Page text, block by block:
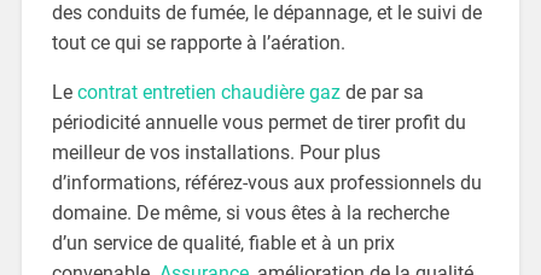
des conduits de fumée, le dépannage, et le suivi de
tout ce qui se rapporte à l’aération.
Le contrat entretien chaudière gazde par sa
périodicité annuelle vous permet de tirer profit du
meilleur de vos installations. Pour plus
d’informations, référez-vous aux professionnels du
domaine. De même, si vous êtes à la recherche
d’un service de qualité, fiable et à un prix